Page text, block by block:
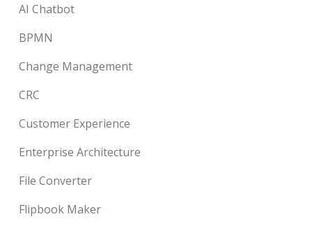
AI Chatbot
BPMN
Change Management
CRC
Customer Experience
Enterprise Architecture
File Converter
Flipbook Maker